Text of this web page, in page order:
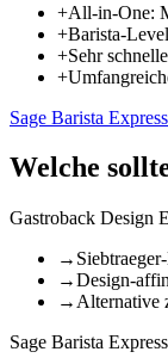
+All-in-One:
+Barista-
+Sehr
+
Sage Barista
Welche
Gastroback Design
→
→Design-
→ Alternative
Sage Barista